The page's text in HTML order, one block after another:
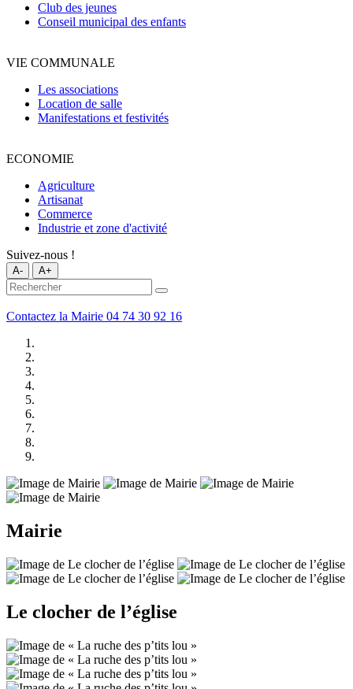
Club des jeunes
Conseil municipal des enfants
VIE COMMUNALE
Les associations
Location de salle
Manifestations et festivités
ECONOMIE
Agriculture
Artisanat
Commerce
Industrie et zone d'activité
Suivez-nous !
A- A+
Contactez la Mairie 04 74 30 92 16
Mairie
Le clocher de l’église